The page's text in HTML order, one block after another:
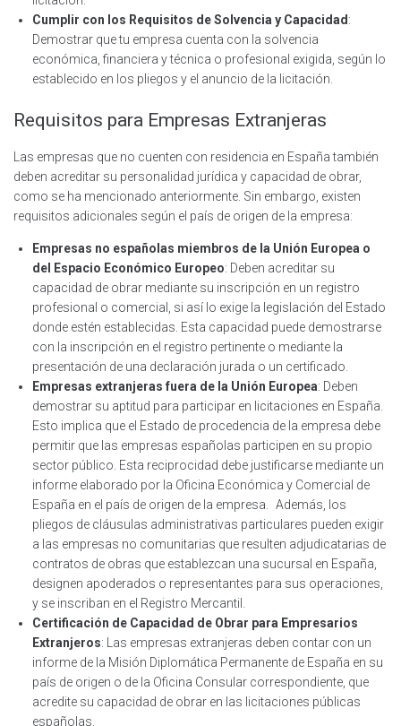
Cumplir con los Requisitos de Solvencia y Capacidad :
Demostrar que tu empresa cuenta con la solvencia
económica, financiera y técnica o profesional exigida, según lo
establecido en los pliegos y el anuncio de la licitación.
Requisitos para Empresas Extranjeras
Las empresas que no cuenten con residencia en España también
deben acreditar su personalidad jurídica y capacidad de obrar,
como se ha mencionado anteriormente. Sin embargo, existen
requisitos adicionales según el país de origen de la empresa:
Empresas no españolas miembros de la Unión Europea o
del Espacio Económico Europeo: Deben acreditar su
capacidad de obrar mediante su inscripción en un registro
profesional o comercial, si así lo exige la legislación del Estado
donde estén establecidas. Esta capacidad puede demostrarse
con la inscripción en el registro pertinente o mediante la
presentación de una declaración jurada o un certificado.
Empresas extranjeras fuera de la Unión Europea: Deben
demostrar su aptitud para participar en licitaciones en España.
Esto implica que el Estado de procedencia de la empresa debe
permitir que las empresas españolas participen en su propio
sector público. Esta reciprocidad debe justificarse mediante un
informe elaborado por la Oficina Económica y Comercial de
España en el país de origen de la empresa. Además, los
pliegos de cláusulas administrativas particulares pueden exigir
a las empresas no comunitarias que resulten adjudicatarias de
contratos de obras que establezcan una sucursal en España,
designen apoderados o representantes para sus operaciones,
y se inscriban en el Registro Mercantil.
Certificación de Capacidad de Obrar para Empresarios
Extranjeros: Las empresas extranjeras deben contar con un
informe de la Misión Diplomática Permanente de España en su
país de origen o de la Oficina Consular correspondiente, que
acredite su capacidad de obrar en las licitaciones públicas
españolas.